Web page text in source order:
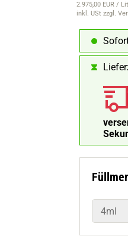
2.975,00 EUR /
inkl. USt zzgl.
4ml